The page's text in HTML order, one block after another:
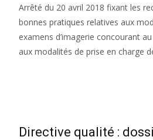
Arrêté du 20 avril 2018 fixant les
bonnes pratiques relatives aux
examens d’imagerie concourant
aux modalités de prise en charge
Directive qualité :